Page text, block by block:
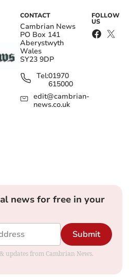
CONTACT
Cambrian News
PO Box 141
Aberystwyth
Wales
SY23 9DP
Tel:01970
615000
edit@cambrian-
news.co.uk
FOLLOW
US
news for free in your
Submit
updates from Cambrian News.